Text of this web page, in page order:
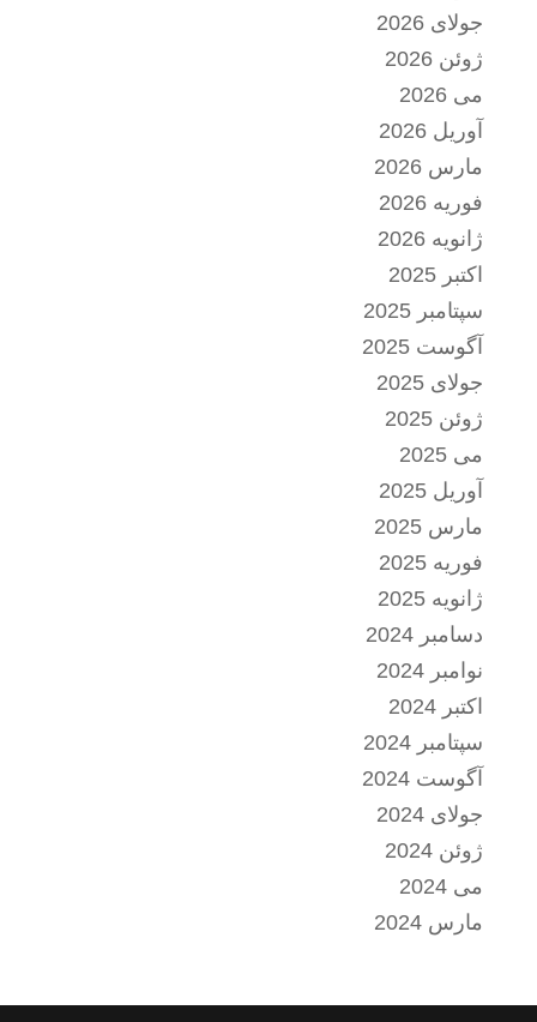
جولای 2026
ژوئن 2026
می 2026
آوریل 2026
مارس 2026
فوریه 2026
ژانویه 2026
اکتبر 2025
سپتامبر 2025
آگوست 2025
جولای 2025
ژوئن 2025
می 2025
آوریل 2025
مارس 2025
فوریه 2025
ژانویه 2025
دسامبر 2024
نوامبر 2024
اکتبر 2024
سپتامبر 2024
آگوست 2024
جولای 2024
ژوئن 2024
می 2024
مارس 2024